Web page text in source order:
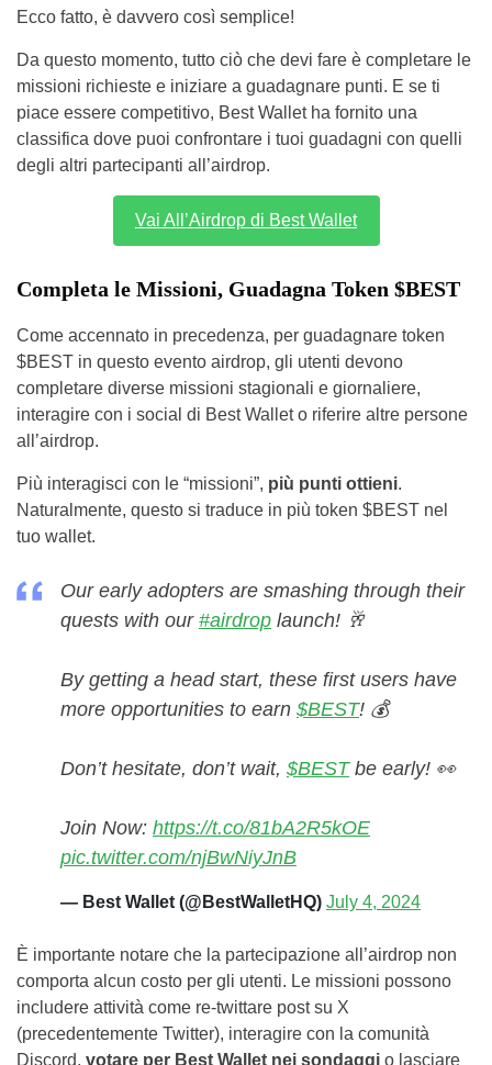
Ecco fatto, è davvero così semplice!
Da questo momento, tutto ciò che devi fare è completare le
missioni richieste e iniziare a guadagnare punti. E se ti
piace essere competitivo, Best Wallet ha fornito una
classifica dove puoi confrontare i tuoi guadagni con quelli
degli altri partecipanti all’airdrop.
Vai All’Airdrop di Best Wallet
Completa le Missioni, Guadagna Token $BEST
Come accennato in precedenza, per guadagnare token
$BEST in questo evento airdrop, gli utenti devono
completare diverse missioni stagionali e giornaliere,
interagire con i social di Best Wallet o riferire altre persone
all’airdrop.
Più interagisci con le “missioni”, più punti ottieni.
Naturalmente, questo si traduce in più token $BEST nel
tuo wallet.
Our early adopters are smashing through their
quests with our #airdrop launch! 🥂
By getting a head start, these first users have
more opportunities to earn $BEST! 💰
Don’t hesitate, don’t wait, $BESTbe early! 👀
Join Now: https://t.co/81bA2R5kOE
pic.twitter.com/njBwNiyJnB
— Best Wallet (@BestWalletHQ) July 4, 2024
È importante notare che la partecipazione all’airdrop non
comporta alcun costo per gli utenti. Le missioni possono
includere attività come re-twittare post su X
(precedentemente Twitter), interagire con la comunità
Discord, votare per Best Wallet nei sondaggi o lasciare